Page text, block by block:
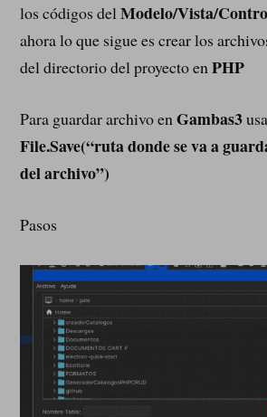
los códigos delModelo/Vista/
ahora lo que sigue es crear los
del directorio del proyecto enPHP
Para guardar archivo enGambas3
File.Save(“ruta donde se va a
del archivo”)
Pasos